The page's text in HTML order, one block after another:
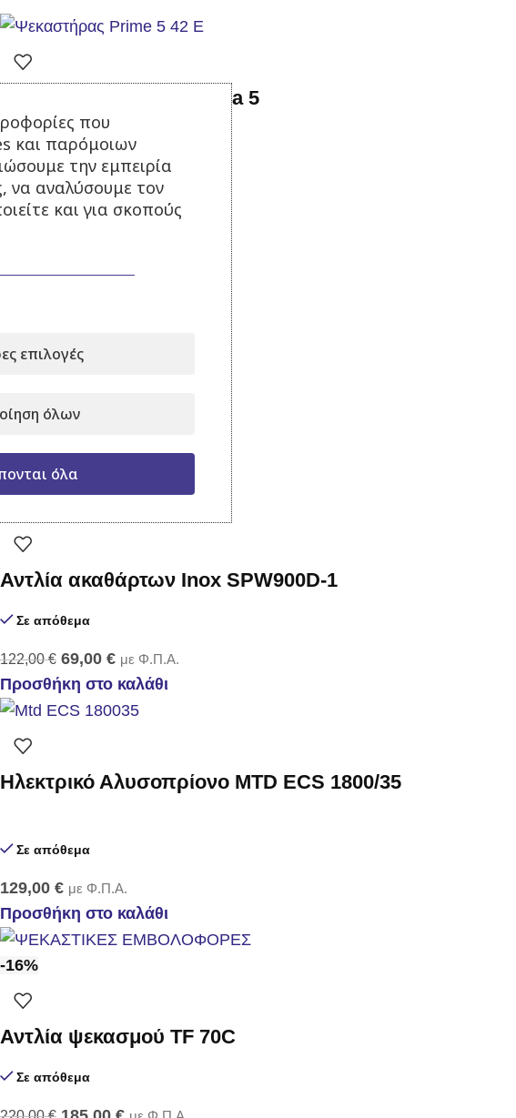
Ψεκαστήρας Gloria Prima 5
Σε απόθεμα
34,90€ με Φ.Π.Α.
-47%
Αντλία όμβριων SP400
Προσθήκη στο καλάθι
Αντλία ακαθάρτων Inox SPW900D-1
Σε απόθεμα
122,00€ 69,00 € με Φ.Π.Α.
Προσθήκη στο καλάθι
Ηλεκτρικό Αλυσοπρίονο MTD ECS 1800/35
Σε απόθεμα
129,00 € με Φ.Π.Α.
Προσθήκη στο καλάθι
-16%
Αντλία ψεκασμού TF 70C
Σε απόθεμα
που
και παρόμοιων
την εμπειρία
να αναλύσουμε τον
και για σκοπούς
επιλογές
όλων
όλα